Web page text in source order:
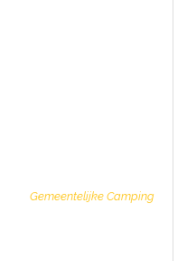
Gemeentelijke Camping